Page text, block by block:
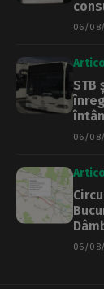
06/
STB
06/
06/